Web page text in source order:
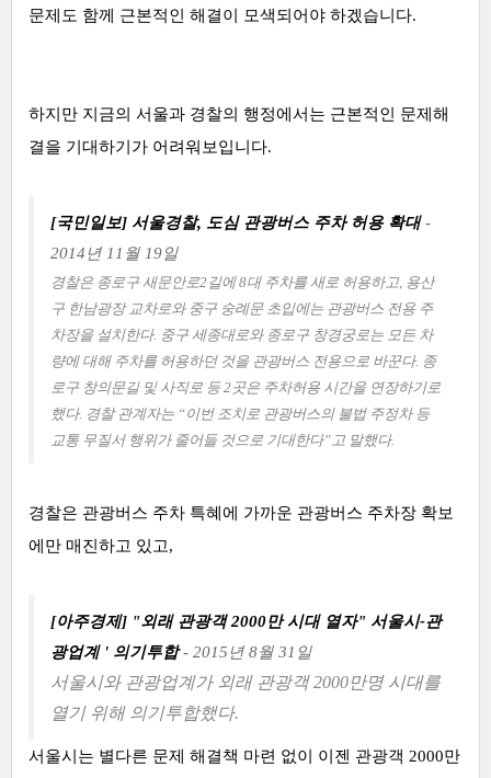
문제도 함께 근본적인 해결이 모색되어야 하겠습니다.
하지만 지금의 서울과 경찰의 행정에서는 근본적인 문제해
결을 기대하기가 어려워보입니다.
[국민일보] 서울경찰, 도심 관광버스 주차 허용 확대-
2014년 11월 19일
경찰은 종로구 새문안로2길에 8대 주차를 새로 허용하고, 용산
구 한남광장 교차로와 중구 숭례문 초입에는 관광버스 전용 주
차장을 설치한다. 중구 세종대로와 종로구 창경궁로는 모든 차
량에 대해 주차를 허용하던 것을 관광버스 전용으로 바꾼다. 종
로구 창의문길 및 사직로 등 2곳은 주차허용 시간을 연장하기로
했다. 경찰 관계자는 “이번 조치로 관광버스의 불법 주정차 등
교통 무질서 행위가 줄어들 것으로 기대한다”고 말했다.
경찰은 관광버스 주차 특혜에 가까운 관광버스 주차장 확보
에만 매진하고 있고,
[아주경제] "외래 관광객 2000만 시대 열자" 서울시-관
광업계 ' 의기투합- 2015년 8월 31일
서울시와 관광업계가 외래 관광객 2000만명 시대를
열기 위해 의기투합했다.
서울시는 별다른 문제 해결책 마련 없이 이젠 관광객 2000만